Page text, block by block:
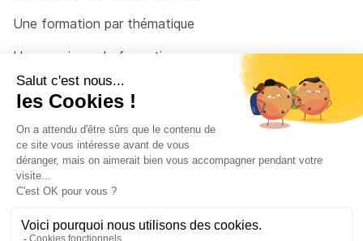
Une formation par thématique
Un organisme de formation
Un conseiller
© 2026 - Côté Formations - par Via Compétences